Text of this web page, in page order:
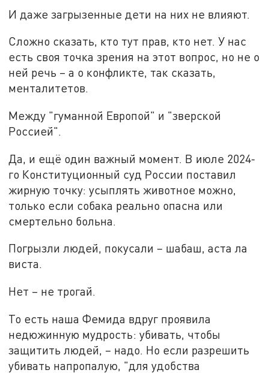
И даже загрызенные дети на них не влияют.
Сложно сказать, кто тут прав, кто нет. У нас
есть своя точка зрения на этот вопрос, но не о
ней речь – а о конфликте, так сказать,
менталитетов.
Между "гуманной Европой" и "зверской
Россией".
Да, и ещё один важный момент. В июле 2024-
го Конституционный суд России поставил
жирную точку: усыплять животное можно,
только если собака реально опасна или
смертельно больна.
Погрызли людей, покусали – шабаш, аста ла
виста.
Нет – не трогай.
То есть наша Фемида вдруг проявила
недюжинную мудрость: убивать, чтобы
защитить людей, – надо. Но если разрешить
убивать напропалую, "для удобства